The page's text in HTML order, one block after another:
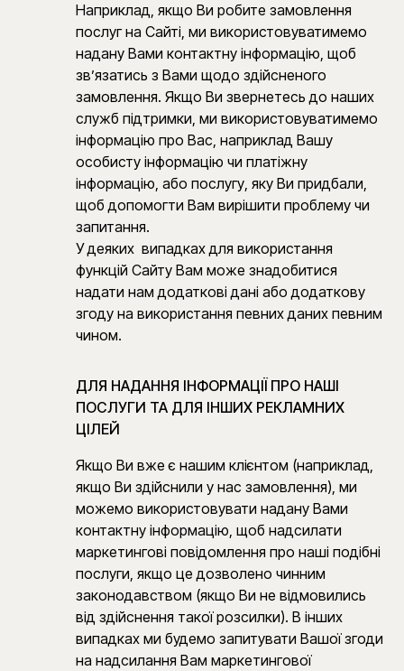
Наприклад, якщо Ви робите замовлення
послуг на Сайті, ми використовуватимемо
надану Вами контактну інформацію, щоб
зв’язатись з Вами щодо здійсненого
замовлення. Якщо Ви звернетесь до наших
служб підтримки, ми використовуватимемо
інформацію про Вас, наприклад Вашу
особисту інформацію чи платіжну
інформацію, або послугу, яку Ви придбали,
щоб допомогти Вам вирішити проблему чи
запитання.
У деяких випадках для використання
функцій Сайту Вам може знадобитися
надати нам додаткові дані або додаткову
згоду на використання певних даних певним
чином.
ДЛЯ НАДАННЯ ІНФОРМАЦІЇ ПРО НАШІ
ПОСЛУГИ ТА ДЛЯ ІНШИХ РЕКЛАМНИХ
ЦІЛЕЙ
Якщо Ви вже є нашим клієнтом (наприклад,
якщо Ви здійснили у нас замовлення), ми
можемо використовувати надану Вами
контактну інформацію, щоб надсилати
маркетингові повідомлення про наші подібні
послуги, якщо це дозволено чинним
законодавством (якщо Ви не відмовились
від здійснення такої розсилки). В інших
випадках ми будемо запитувати Вашої згоди
на надсилання Вам маркетингової